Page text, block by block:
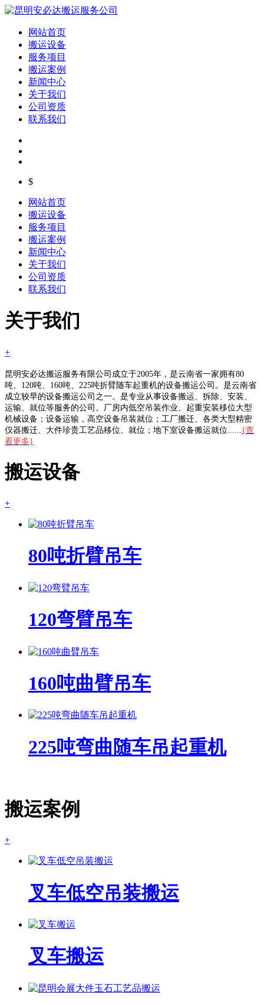
网站首页
搬运设备
服务项目
搬运案例
新闻中心
关于我们
公司资质
联系我们
$
网站首页
搬运设备
服务项目
搬运案例
新闻中心
关于我们
公司资质
联系我们
关于我们
+
昆明安必达搬运服务有限公司成立于2005年，是云南省一家拥有80
吨、120吨、160吨、225吨折臂随车起重机的设备搬运公司。是云南省
成立较早的设备搬运公司之一。是专业从事设备搬运、拆除、安装、
运输、就位等服务的公司。厂房内低空吊装作业、起重安装移位大型
机械设备；设备运输，高空设备吊装就位；工厂搬迁、各类大型精密
仪器搬迁、大件珍贵工艺品移位、就位；地下室设备搬运就位...... {查
看更多}
搬运设备
+
80吨折臂吊车
120弯臂吊车
160吨曲臂吊车
225吨弯曲随车吊起重机
搬运案例
+
叉车低空吊装搬运
叉车搬运